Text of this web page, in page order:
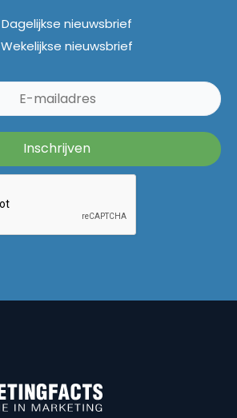
Dagelijkse nieuwsbrief
Wekelijkse nieuwsbrief